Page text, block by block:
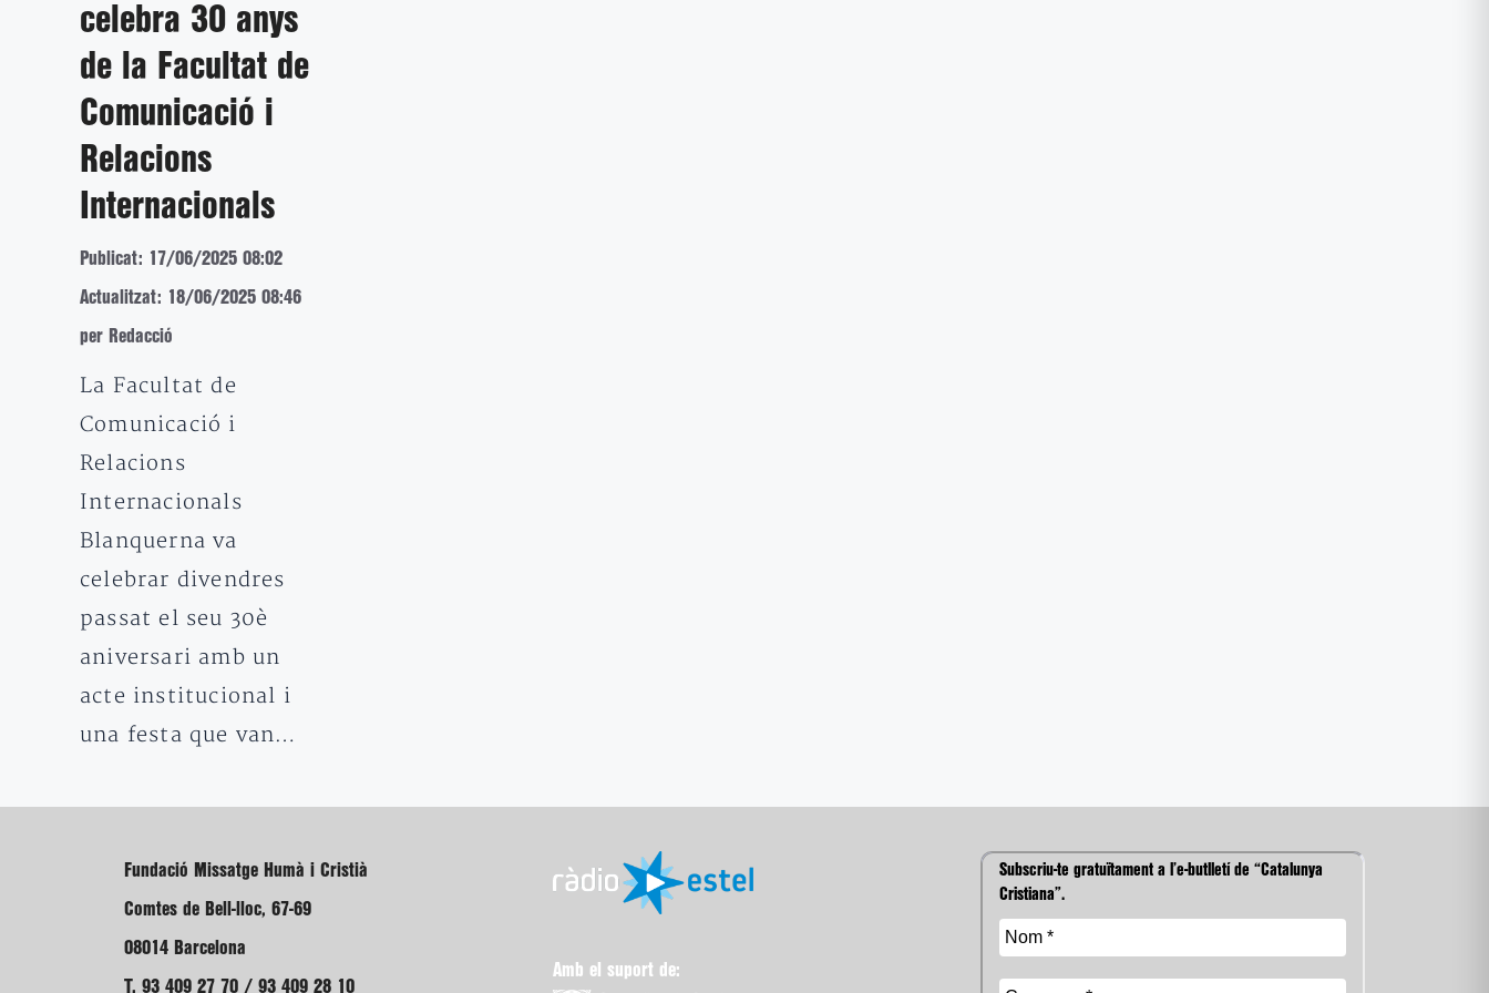
celebra 30 anys
de la Facultat de
Comunicació i
Relacions
Internacionals
Publicat: 17/06/2025 08:02
Actualitzat: 18/06/2025 08:46
per Redacció
La Facultat de
Comunicació i
Relacions
Internacionals
Blanquerna va
celebrar divendres
passat el seu 30è
aniversari amb un
acte institucional i
una festa que van…
Fundació Missatge Humà i Cristià
Comtes de Bell-lloc, 67-69
08014 Barcelona
T. 93 409 27 70 / 93 409 28 10
Amb el suport de:
Subscriu-te gratuïtament a l’e-butlletí de “Catalunya
Cristiana”.